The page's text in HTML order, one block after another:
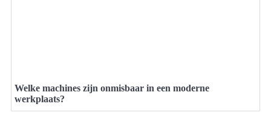
Welke machines zijn onmisbaar in een moderne
werkplaats?